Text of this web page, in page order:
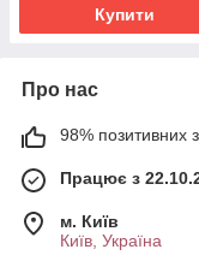
Купити
Про нас
98% позитивних з
Працює з
м. Київ
Київ, Україна